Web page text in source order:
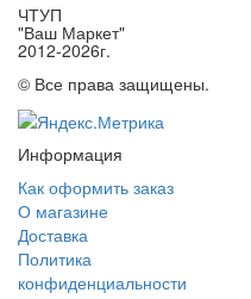
ЧТУП
"Ваш Маркет"
2012-2026г.
© Все права защищены.
Информация
Как оформить заказ
О магазине
Доставка
Политика
конфиденциальности